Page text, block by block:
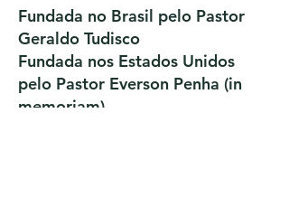
Fundada no Brasil pelo Pastor
Geraldo Tudisco
Fundada nos Estados Unidos
pelo Pastor Everson Penha​ (in
memoriam)